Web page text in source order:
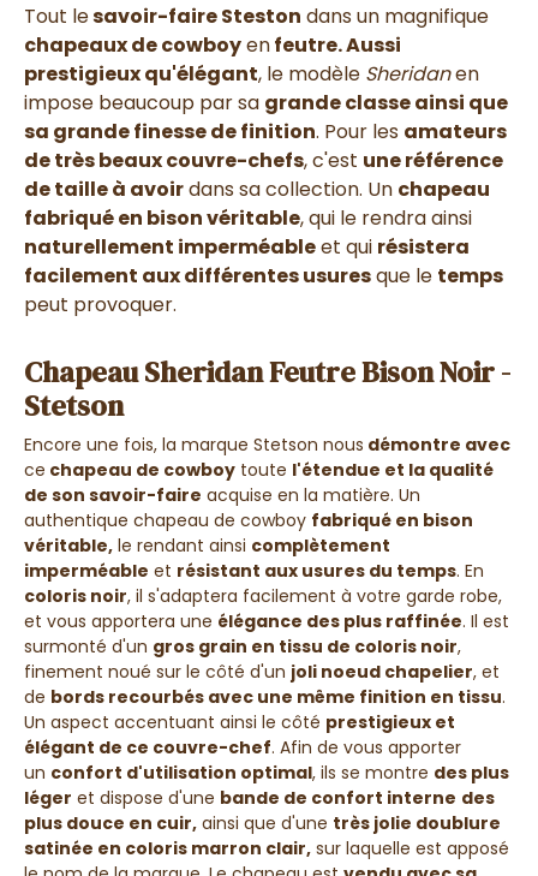
Tout lesavoir-faire Steston dans un magnifique
chapeaux de cowboyenfeutre.Aussi
prestigieux qu'élégant, le modèle Sheridanen
impose beaucoup par sa grande classe ainsi que
sa grande finesse de finition. Pour les amateurs
de très beaux couvre-chefs, c'est une référence
de taille à avoirdans sa collection. Un chapeau
fabriqué en bison véritable, qui le rendra ainsi
naturellement imperméableet qui résistera
facilement aux différentes usuresque le temps
peut provoquer.
Chapeau Sheridan Feutre Bison Noir -
Stetson
Encore une fois, la marque Stetson nous démontre avec
ce chapeau de cowboy toute l'étendue et la qualité
de son savoir-faire acquise en la matière. Un
authentique chapeau de cowboy fabriqué en bison
véritable, le rendant ainsi complètement
imperméable et résistant aux usures du temps. En
coloris noir, il s'adaptera facilement à votre garde robe,
et vous apportera une élégance des plus raffinée. Il est
surmonté d'un gros grain en tissu de coloris noir,
finement noué sur le côté d'un joli noeud chapelier, et
de bords recourbés avec une même finition en tissu.
Un aspect accentuant ainsi le côté prestigieux et
élégant de ce couvre-chef. Afin de vous apporter
un confort d'utilisation optimal, ils se montre des plus
léger et dispose d'une bande de confort interne des
plus douce en cuir, ainsi que d'une très jolie doublure
satinée en coloris marron clair, sur laquelle est apposé